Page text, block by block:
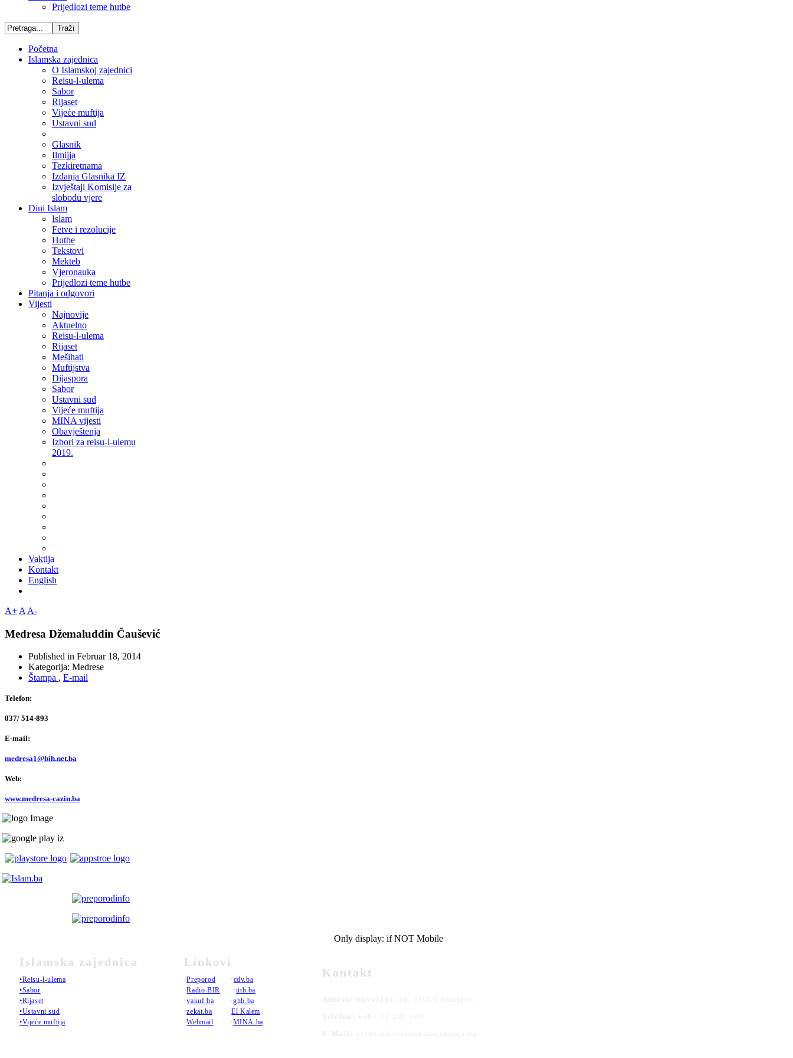
Prijedlozi teme hutbe
Početna
Islamska zajednica
O Islamskoj zajednici
Reisu-l-ulema
Sabor
Rijaset
Vijeće muftija
Ustavni sud
Glasnik
Ilmijja
Tezkiretnama
Izdanja Glasnika IZ
Izvještaji Komisije za
slobodu vjere
Dini Islam
Islam
Fetve i rezolucije
Hutbe
Tekstovi
Mekteb
Vjeronauka
Prijedlozi teme hutbe
Pitanja i odgovori
Vijesti
Najnovije
Aktuelno
Reisu-l-ulema
Rijaset
Mešihati
Muftijstva
Dijaspora
Sabor
Ustavni sud
Vijeće muftija
MINA vijesti
Obavještenja
Izbori za reisu-l-ulemu
2019.
Vaktija
Kontakt
English
A+ A A-
Medresa Džemaluddin Čaušević
Published in Februar 18, 2014
Kategorija: Medrese
Štampa , E-mail
Telefon:
037/ 514-893
E-mail:
medresa1@bih.net.ba
Web:
www.medresa-cazin.ba
Islamska zajednica
•Reisu-l-ulema
•Sabor
•Rijaset
•Ustavni sud
•Vijeće muftija
Only display: if NOT Mobile
Linkovi
•Preporod •cdv.ba
•Radio BIR •iitb.ba
•vakuf.ba •ghb.ba
•zekat.ba •El Kalem
•Webmail •MINA.ba
Kontakt
Adresa:
Kovači br. 36, 71000 Sarajevo
Telefon:
+387 33 289 700
E-Mail:
urednik@islamskazajednica.ba